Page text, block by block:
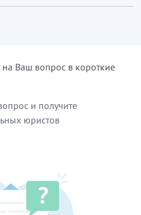
на Ваш вопрос в короткие
и получите
юристов